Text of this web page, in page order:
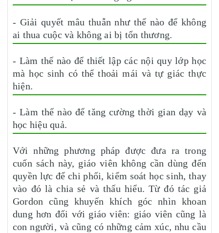
- Giải quyết mâu thuẫn như thế nào để không
ai thua cuộc và không ai bị tổn thương.
- Làm thế nào để thiết lập các nội quy lớp học
mà học sinh có thể thoải mái và tự giác thực
hiện.
- Làm thế nào để tăng cường thời gian dạy và
học hiệu quả.
Với những phương pháp được đưa ra trong
cuốn sách này, giáo viên không cần dùng đến
quyền lực để chi phối, kiểm soát học sinh, thay
vào đó là chia sẻ và thấu hiểu. Từ đó tác giả
Gordon cũng khuyến khích góc nhìn khoan
dung hơn đối với giáo viên: giáo viên cũng là
con người, và cũng có những cảm xúc, nhu cầu